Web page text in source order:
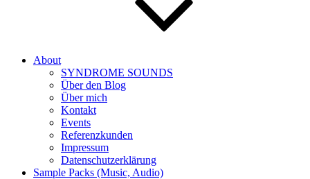
About
SYNDROME SOUNDS
Über den Blog
Über mich
Kontakt
Events
Referenzkunden
Impressum
Datenschutzerklärung
Sample Packs (Music, Audio)